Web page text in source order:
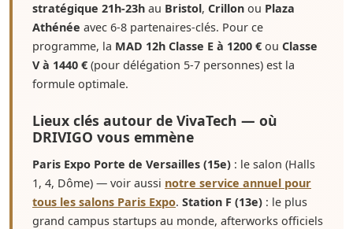
stratégique 21h-23h au Bristol, Crillon ou Plaza
Athénée avec 6-8 partenaires-clés. Pour ce
programme, la MAD 12h Classe E à 1200 € ou Classe
V à 1440 € (pour délégation 5-7 personnes) est la
formule optimale.
Lieux clés autour de VivaTech — où
DRIVIGO vous emmène
Paris Expo Porte de Versailles (15e) : le salon (Halls
1, 4, Dôme) — voir aussi notre service annuel pour
tous les salons Paris Expo. Station F (13e) : le plus
grand campus startups au monde, afterworks officiels